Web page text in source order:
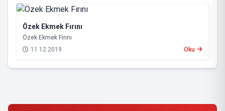
Özek Ekmek Fırını
Özek Ekmek Fırını
11.12.2019
Oku